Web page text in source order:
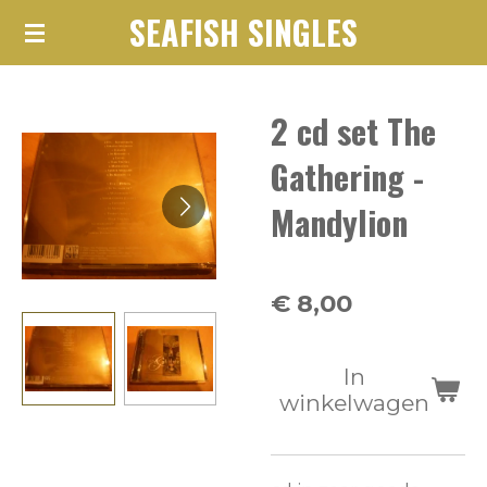
Ga
hoofdinhoud
SEAFISH SINGLES
2 cd set The
Gathering -
Mandylion
€ 8,00
In
winkelwagen